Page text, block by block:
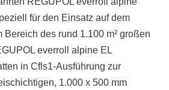
für den Einsatz auf dem
Bereich des rund 1.100 m² großen
everroll alpine EL
in Cfls1-Ausführung zur
1.000 x 500 mm